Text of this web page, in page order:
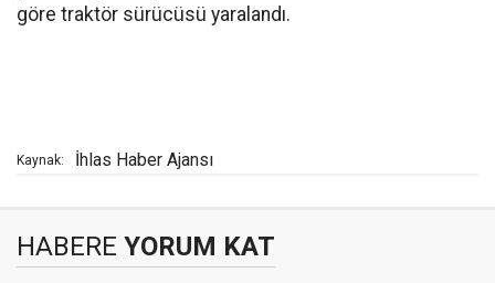
göre traktör sürücüsü yaralandı.
Kaynak: İhlas Haber Ajansı
HABERE YORUM KAT